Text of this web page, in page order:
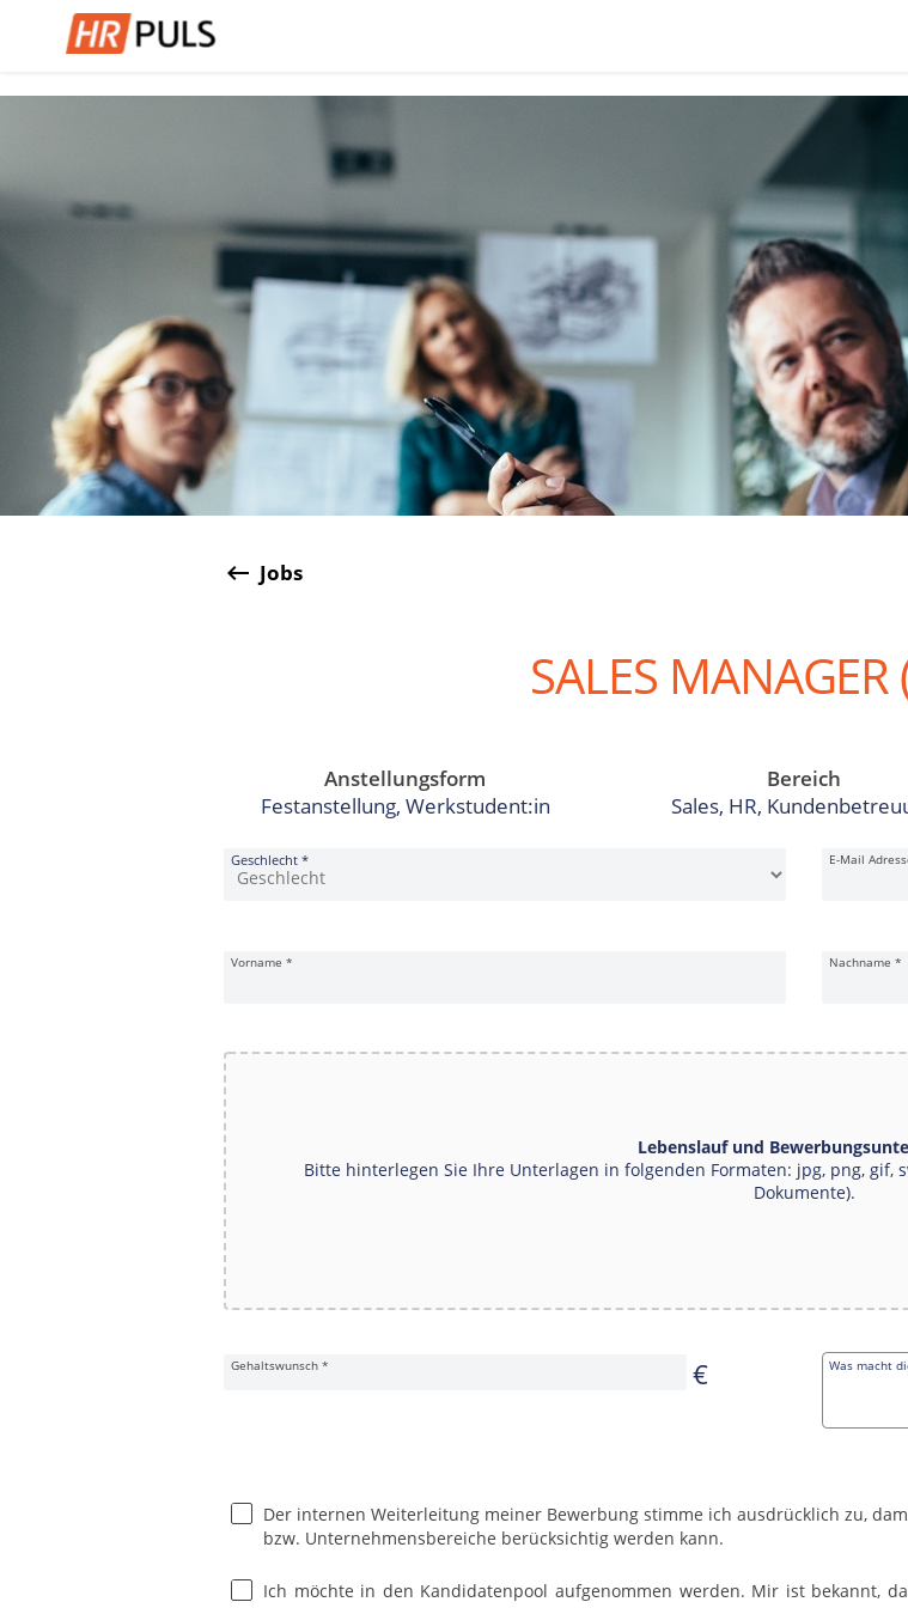
keyboard_backspace Jobs
SALES
Anstellungsform
Festanstellung, Werkstudent:in
Bereich
Sales, HR,
Bewerbungsformular
Geschlecht * E-Mail
Vorname * Nachname *
Lebenslauf und
Bitte hinterlegen Sie Ihre Unterlagen in folgenden Formaten: jpg, png, gif,
Dokumente).
Gehaltswunsch * € Was macht
DATENSCHUTZ UND EINVERSTÄNDNISERKLÄRUNGEN
Der internen Weiterleitung meiner Bewerbung stimme ich ausdrücklich zu,
bzw. Unternehmensbereiche berücksichtig werden kann.
Ich möchte in den Kandidatenpool aufgenommen werden. Mir ist bekannt,